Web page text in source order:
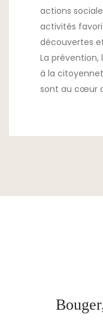
actions
activités
découvertes
La prévention,
à la
sont au cœur